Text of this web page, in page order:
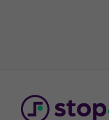
contenuto